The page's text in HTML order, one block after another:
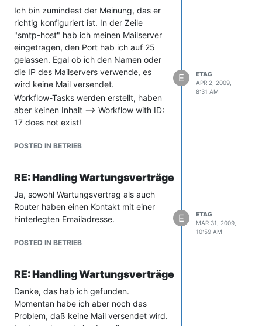
Ich bin zumindest der Meinung, das er
richtig konfiguriert ist. In der Zeile
"smtp-host" hab ich meinen Mailserver
eingetragen, den Port hab ich auf 25
gelassen. Egal ob ich den Namen oder
die IP des Mailservers verwende, es
wird keine Mail versendet.
Workflow-Tasks werden erstellt, haben
aber keinen Inhalt –> Workflow with ID:
17 does not exist!
POSTED IN BETRIEB
E
ETAG
APR 2, 2009,
8:31 AM
RE: Handling Wartungsverträge
Ja, sowohl Wartungsvertrag als auch
Router haben einen Kontakt mit einer
hinterlegten Emailadresse.
POSTED IN BETRIEB
E
ETAG
MAR 31, 2009,
10:59 AM
RE: Handling Wartungsverträge
Danke, das hab ich gefunden.
Momentan habe ich aber noch das
Problem, daß keine Mail versendet wird.